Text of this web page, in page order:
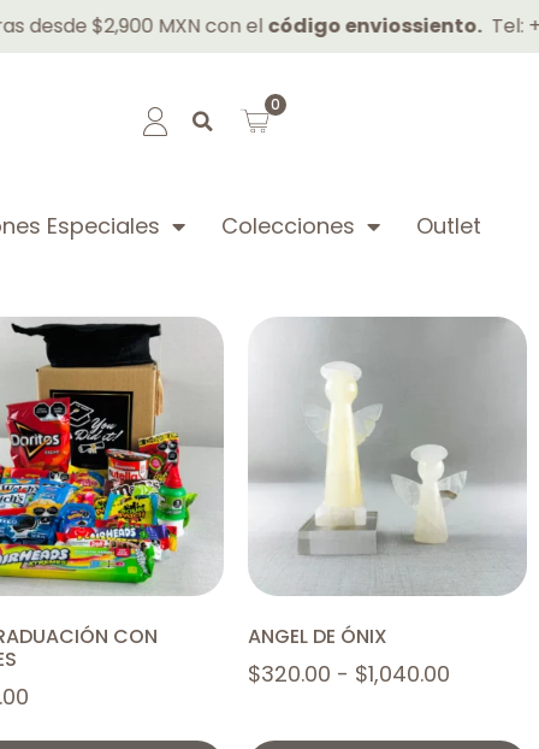
$2,900 MXN con elcódigo enviossiento. Tel: +52
0
Especiales Colecciones Outlet
CON
ANGEL DE ÓNIX
$320.00 - $1,040.00